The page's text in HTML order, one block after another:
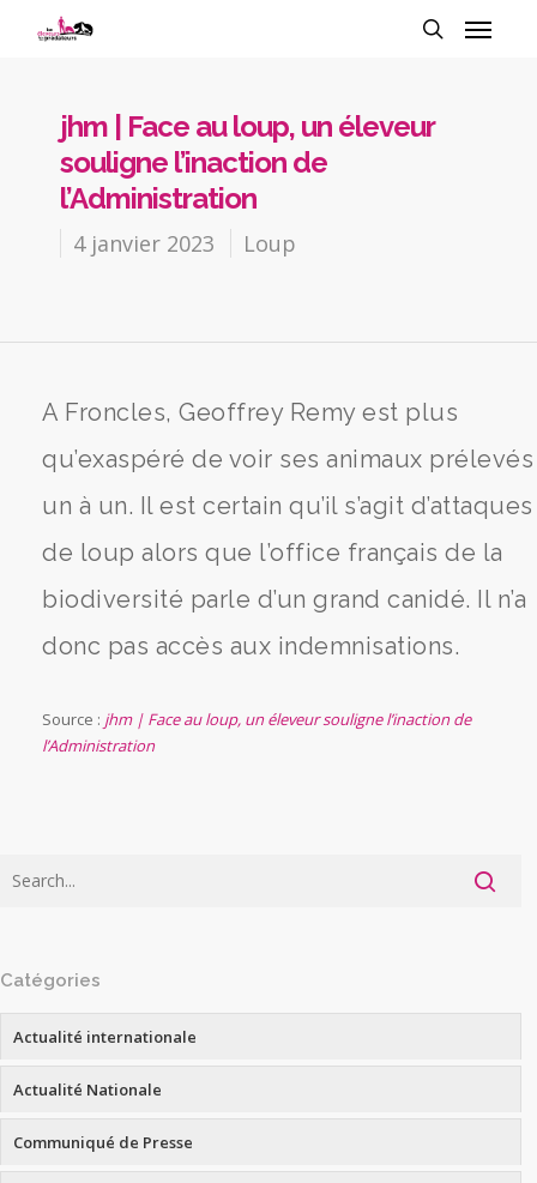
jhm | Face au loup, un éleveur
souligne l’inaction de
l’Administration
4 janvier 2023 Loup
A Froncles, Geoffrey Remy est plus
qu’exaspéré de voir ses animaux prélevés
un à un. Il est certain qu’il s’agit d’attaques
de loup alors que l’office français de la
biodiversité parle d’un grand canidé. Il n’a
donc pas accès aux indemnisations.
Source : jhm | Face au loup, un éleveur souligne l’inaction de
l’Administration
Catégories
Actualité internationale
Actualité Nationale
Communiqué de Presse